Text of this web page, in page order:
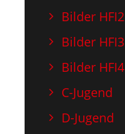
Bilder HFI2
Bilder HFI3
Bilder HFI4
C-Jugend
D-Jugend